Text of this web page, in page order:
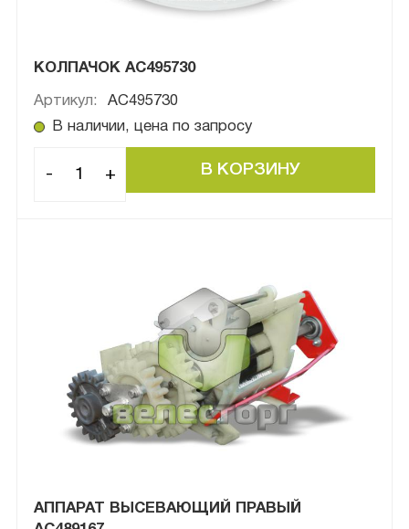
КОЛПАЧОК АС495730
Артикул:
AC495730
В наличии, цена по запросу
- +
АППАРАТ ВЫСЕВАЮЩИЙ ПРАВЫЙ